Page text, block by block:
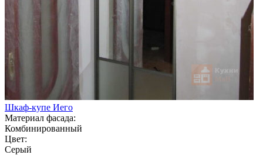
Шкаф-купе Иего
Материал фасада:
Комбинированный
Цвет:
Серый